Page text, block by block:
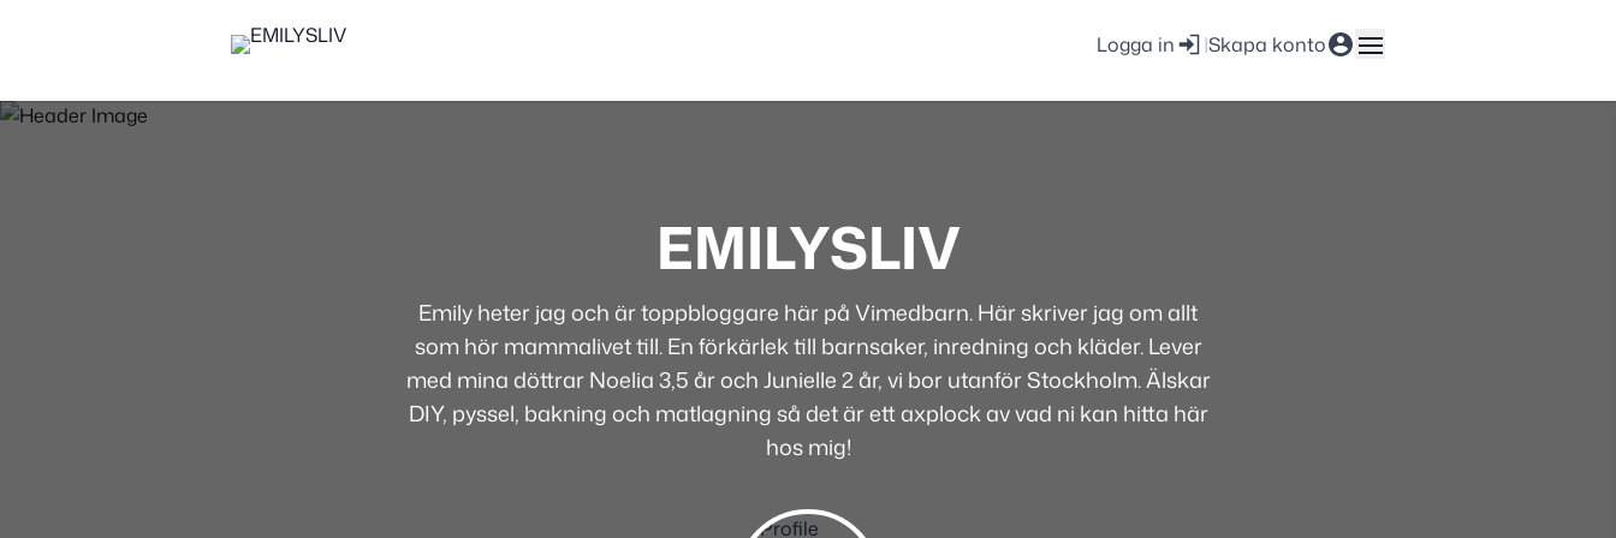
Logga in |Skapa konto
EMILYSLIV
Emily heter jag och är toppbloggare här på Vimedbarn. Här skriver jag om allt
som hör mammalivet till. En förkärlek till barnsaker, inredning och kläder. Lever
med mina döttrar Noelia 3,5 år och Junielle 2 år, vi bor utanför Stockholm. Älskar
DIY, pyssel, bakning och matlagning så det är ett axplock av vad ni kan hitta här
hos mig!